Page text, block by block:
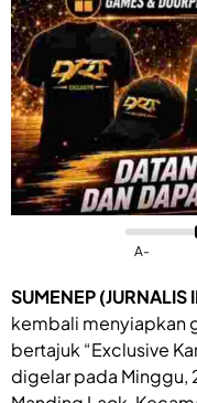
A-
SUMENEP (JURNALIS
kembali menyiapkan
bertajuk “Exclusive
digelar pada Minggu,